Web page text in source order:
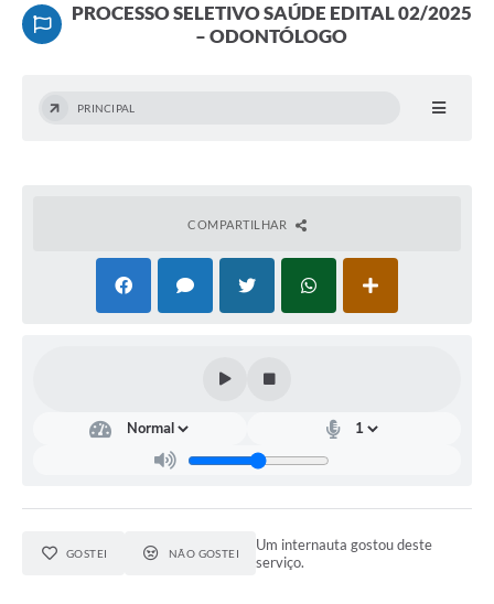
Atribuições
Arvorômetro
A Nossa Cidade
Conselhos Municipais
PROCESSO SELETIVO SAÚDE EDITAL 02/2025
– ODONTÓLOGO
PRINCIPAL
COMPARTILHAR
GOSTEI NÃO GOSTEI
Um internauta gostou deste
serviço.